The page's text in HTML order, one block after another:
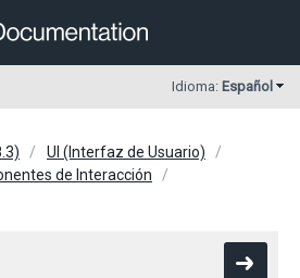
Idioma: Español
UI (Interfaz de Usuario)
de Interacción